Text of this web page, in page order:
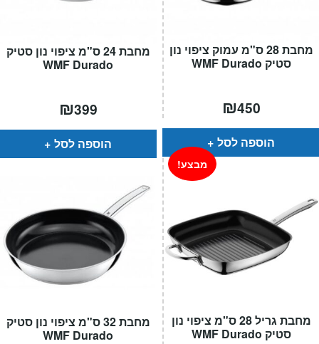
מחבת 24 ס"מ ציפוי נון סטיק
WMF Durado
₪399
הוספה לסל
מחבת 28 ס"מ עמוק ציפוי נון
סטיק WMF Durado
₪450
הוספה לסל
מחבת 32 ס"מ ציפוי נון סטיק
WMF Durado
מחבת גריל 28 ס"מ ציפוי נון
סטיק WMF Durado
מבצע!